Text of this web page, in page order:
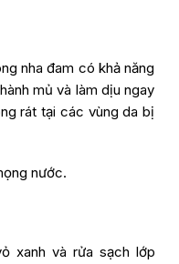
nha đam có khả năng
mủ và làm dịu ngay
rát tại các vùng da bị
nước.
xanh và rửa sạch lớp